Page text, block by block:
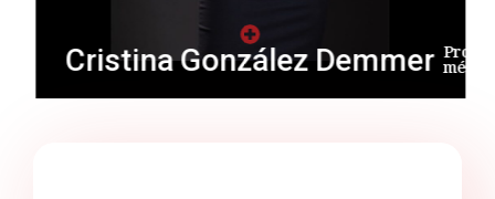
Comité des
Cristina González Demmer